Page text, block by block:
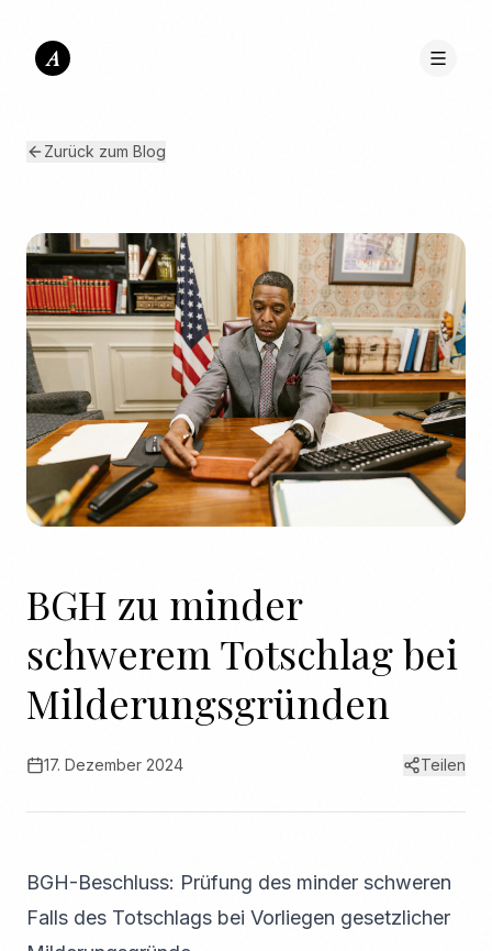
A
Zurück zum Blog
BGH zu minder
schwerem Totschlag bei
Milderungsgründen
17. Dezember 2024 Teilen
BGH-Beschluss: Prüfung des minder schweren
Falls des Totschlags bei Vorliegen gesetzlicher